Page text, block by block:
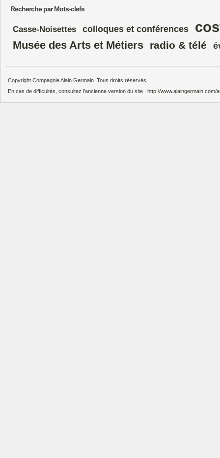
Recherche par Mots-clefs
Casse-Noisettes colloques et conférences
Musée des Arts et Métiers radio & télé
Copyright Compagnie Alain Germain. Tous droits réservés.
En cas de difficultés, consultez l’ancienne version du site : http://www.alaingermain.com/